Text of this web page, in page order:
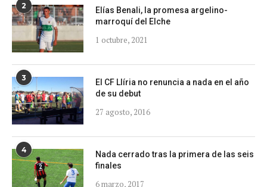
2
Elías Benali, la promesa argelino-
marroquí del Elche
1 octubre, 2021
3
El CF Llíria no renuncia a nada en el año
de su debut
27 agosto, 2016
4
Nada cerrado tras la primera de las seis
finales
6 marzo, 2017